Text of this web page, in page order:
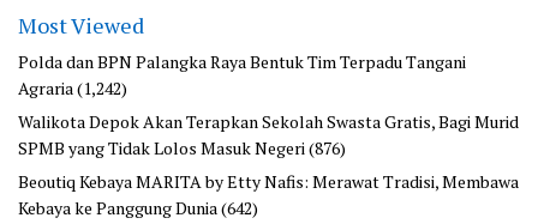
Most Viewed
Polda dan BPN Palangka Raya Bentuk Tim Terpadu Tangani
Agraria(1,242)
Walikota Depok Akan Terapkan Sekolah Swasta Gratis, Bagi Murid
SPMB yang Tidak Lolos Masuk Negeri(876)
Beoutiq Kebaya MARITA by Etty Nafis: Merawat Tradisi, Membawa
Kebaya ke Panggung Dunia(642)